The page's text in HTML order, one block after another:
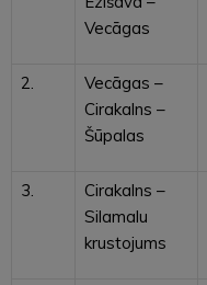
Vecāgas
2.
Vecāgas –
Cirakalns –
Šūpalas
3.
Cirakalns –
Silamalu
krustojums